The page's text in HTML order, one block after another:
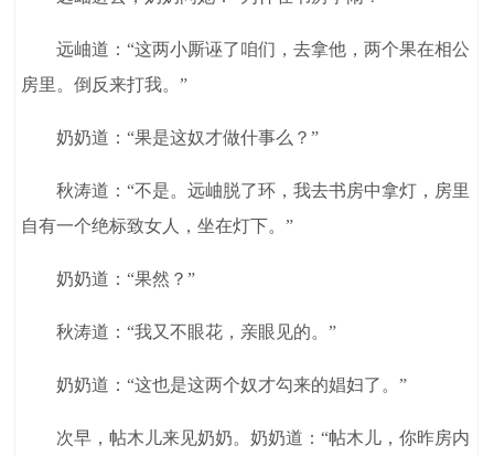
远岫道：“这两小厮诬了咱们，去拿他，两个果在相公
房里。倒反来打我。”
奶奶道：“果是这奴才做什事么？”
秋涛道：“不是。远岫脱了环，我去书房中拿灯，房里
自有一个绝标致女人，坐在灯下。”
奶奶道：“果然？”
秋涛道：“我又不眼花，亲眼见的。”
奶奶道：“这也是这两个奴才勾来的娼妇了。”
次早，帖木儿来见奶奶。奶奶道：“帖木儿，你昨房内